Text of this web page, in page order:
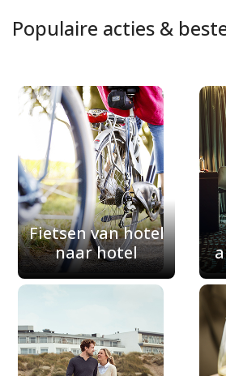
Populaire acties &
Fietsen van hotel
naar hotel